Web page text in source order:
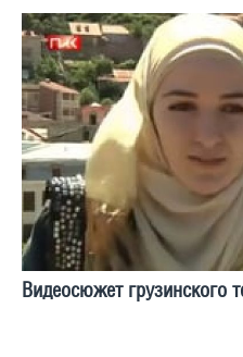
Видеосюжет грузинского